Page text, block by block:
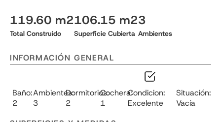
119.60 m2
Total Construido
106.15 m2
Superficie Cubierta
3
Ambientes
INFORMACIÓN GENERAL
Baño:
2
Ambientes:
3
Dormitorios:
2
Cochera:
1
Condicion:
Excelente
Situación:
Vacía